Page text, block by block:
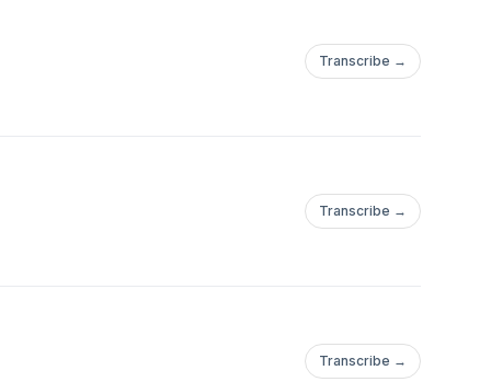
Transcribe →
Transcribe →
Transcribe →